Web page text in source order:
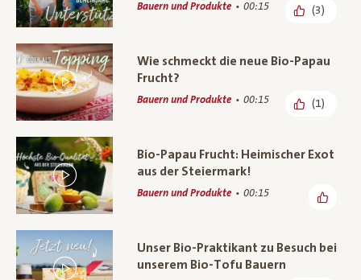
Bauern und Produkte 00:15 (3)
Wie schmeckt die neue Bio-Papau
Frucht?
Bauern und Produkte 00:15 (1)
Bio-Papau Frucht: Heimischer Exot
aus der Steiermark!
Bauern und Produkte 00:15
Unser Bio-Praktikant zu Besuch bei
unserem Bio-Tofu Bauern